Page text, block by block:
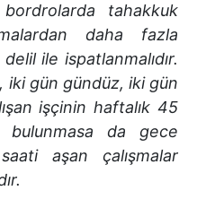
tahakkuk
daha fazla
delil ile ispatlanmalıdır.
iki gün gündüz, iki gün
işçinin haftalık 45
bulunmasa da gece
aşan çalışmalar